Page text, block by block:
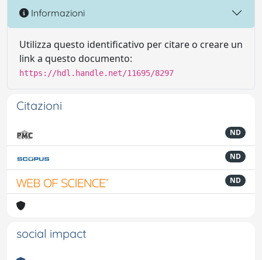
Informazioni
Utilizza questo identificativo per citare o creare un
link a questo documento:
https://hdl.handle.net/11695/8297
Citazioni
ND
ND
ND
social impact